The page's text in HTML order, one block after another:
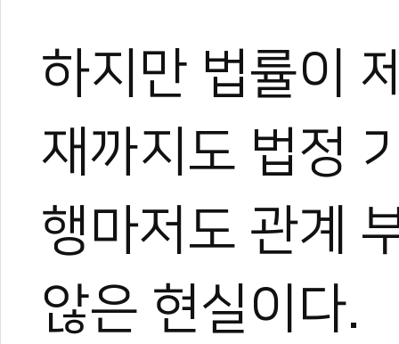
하지만 법률이
재까지도 법정
행마저도 관계
않은 현실이다.
0